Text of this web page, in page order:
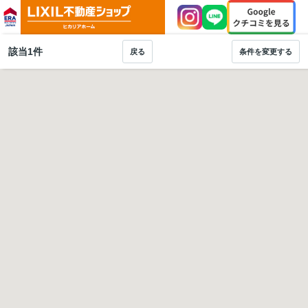
該当1件 戻る 条件を変更する